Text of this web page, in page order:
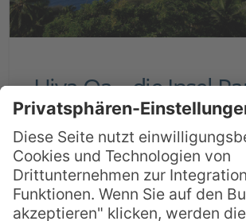
Hiva Oa – die Insel
Gauguins
Mitten im Ozean liegt der
Marquesas“ – Hiva Oa. Er
und hält mit seinen schroffen